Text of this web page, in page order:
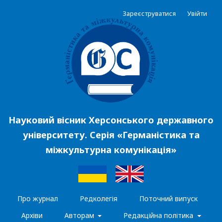
Науковий вісник Херсонського державного
університету. Серія «Германістика та
міжкультурна комунікація»
Про журнал Редколегія
Поточний випуск
Архіви
Авторам Редакційна політика
Зареєструватися Увійти